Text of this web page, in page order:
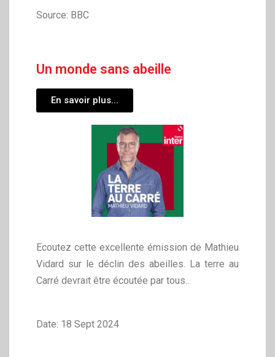
Source: BBC
Un monde sans abeille
En savoir plus...
Ecoutez cette excellente émission de Mathieu
Vidard sur le déclin des abeilles. La terre au
Carré devrait être écoutée par tous..
Date: 18 Sept 2024